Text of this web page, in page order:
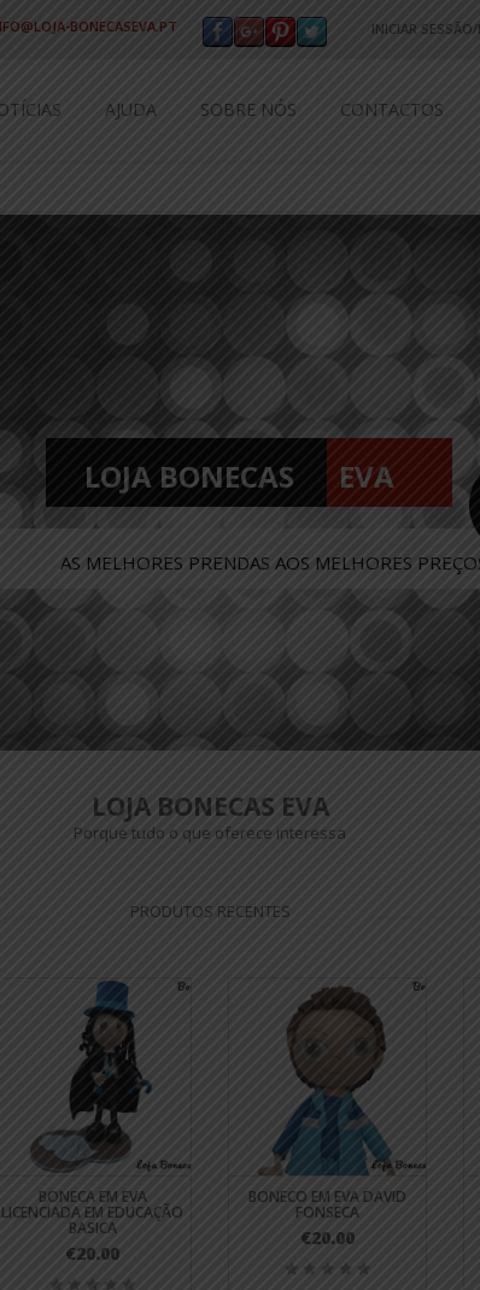
BONECASEVA.PT INICIAR
LIGAR
AJUDA SOBRE NÓS CONTACTOS
LOJA BONECAS EVA
AS MELHORES PRENDAS AOS MELHORES PREÇO
LOJA BONECAS EVA
Porque tudo o que oferece interessa
PRODUTOS RECENTES
BONECA EM EVA
LICENCIADA EM EDUCAÇÃO
BASICA
€20.00
BONECO EM EVA DAVID
FONSECA
€20.00